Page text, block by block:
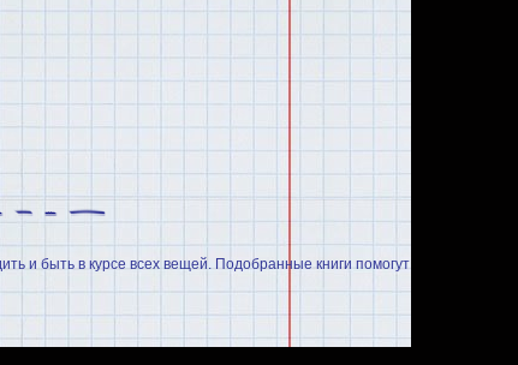
и быть в курсе всех вещей. Подобранные книги помогут